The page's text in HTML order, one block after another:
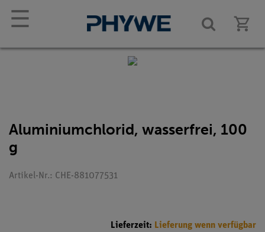
☰
Aluminiumchlorid, wasserfrei, 100
g
Artikel-Nr.: CHE-881077531
Lieferzeit: Lieferung wenn verfügbar